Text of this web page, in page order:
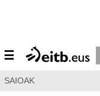
☰
SAIOAK